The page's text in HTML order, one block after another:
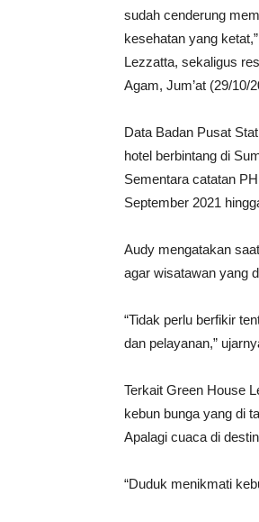
sudah cenderung
kesehatan yang
Lezzatta, sekaligus
Agam, Jum’at (29/10/
Data Badan Pusat
hotel berbintang di
Sementara catatan
September 2021
Audy mengatakan
agar wisatawan yang
“Tidak perlu berfikir
dan pelayanan,”
Terkait Green House
kebun bunga yang di
Apalagi cuaca di
“Duduk menikmati